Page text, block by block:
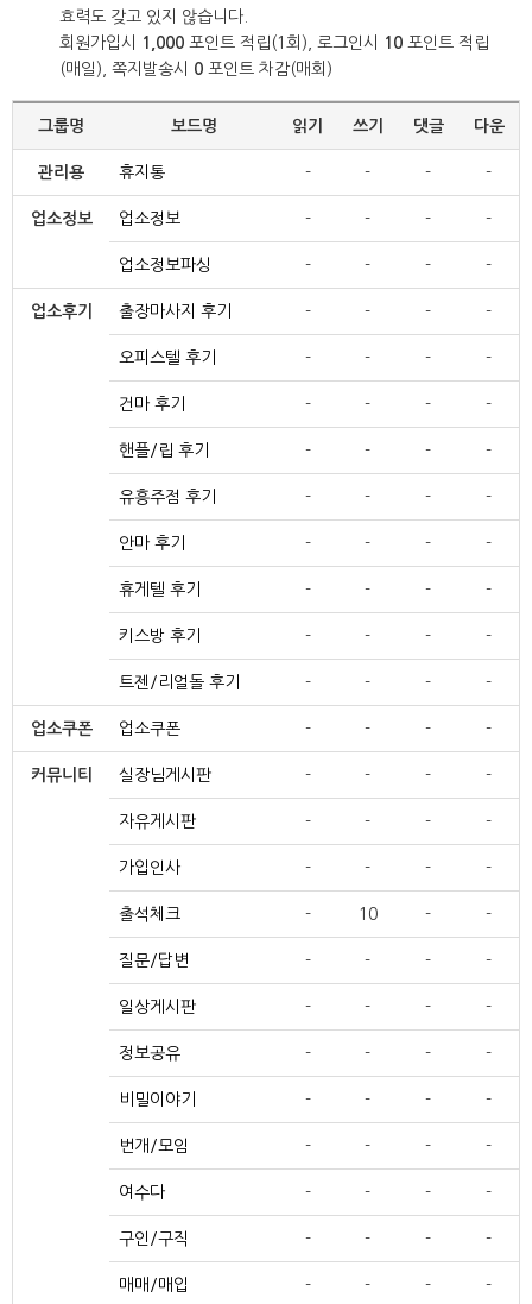
효력도 갖고 있지 않습니다.
회원가입시
1,000 포인트 적립(1회), 로그인시 10 포인트 적립
(매일), 쪽지발송시 0 포인트 차감(매회)
그룹명 보드명 읽기 쓰기 댓글 다운
관리용 휴지통 - - - -
업소정보 업소정보 - - - -
업소정보파싱 - - - -
업소후기 출장마사지 후기 - - - -
오피스텔 후기 - - - -
건마 후기 - - - -
핸플/립 후기 - - - -
유흥주점 후기 - - - -
안마 후기 - - - -
휴게텔 후기 - - - -
키스방 후기 - - - -
트젠/리얼돌 후기 - - - -
업소쿠폰 업소쿠폰 - - - -
커뮤니티 실장님게시판 - - - -
자유게시판 - - - -
가입인사 - - - -
출석체크 - 10 - -
질문/답변 - - - -
일상게시판 - - - -
정보공유 - - - -
비밀이야기 - - - -
번개/모임 - - - -
여수다 - - - -
구인/구직 - - - -
매매/매입 - - - -